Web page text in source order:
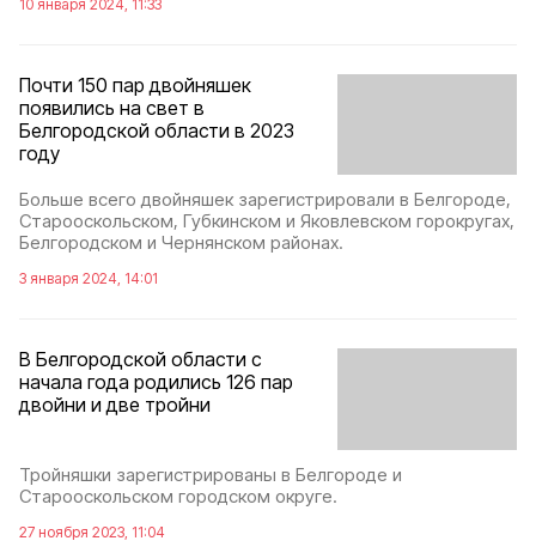
10 января 2024, 11:33
Почти 150 пар двойняшек
появились на свет в
Белгородской области в 2023
году
Больше всего двойняшек зарегистрировали в Белгороде,
Старооскольском, Губкинском и Яковлевском горокругах,
Белгородском и Чернянском районах.
3 января 2024, 14:01
В Белгородской области с
начала года родились 126 пар
двойни и две тройни
Тройняшки зарегистрированы в Белгороде и
Старооскольском городском округе.
27 ноября 2023, 11:04